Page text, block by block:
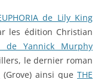
de Lily King
les édition Christian
de Yannick Murphy
le dernier roman
(Grove) ainsi que THE